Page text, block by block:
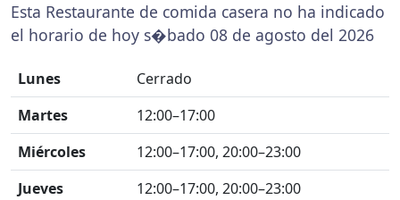
Esta Restaurante de comida casera no ha indicado
el horario de hoy s�bado 08 de agosto del 2026
Lunes
Cerrado
Martes
12:00–17:00
Miércoles
12:00–17:00, 20:00–23:00
Jueves
12:00–17:00, 20:00–23:00